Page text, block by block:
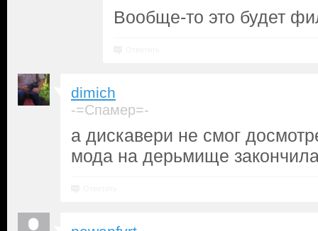
Вообще-то это будет
dimich
-=Спамер=-
а дискавери не смог
мода на дерьмище